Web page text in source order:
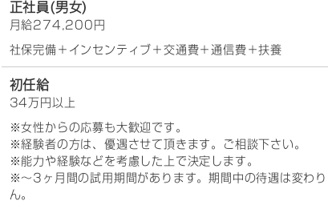
正社員(男女)
月給274,200円
社保完備＋インセンティブ＋交通費＋通信費＋扶養
初任給
34万円以上
※女性からの応募も大歓迎です。
※経験者の方は、優遇させて頂きます。ご相談下さい。
※能力や経験などを考慮した上で決定します。
※～3ヶ月間の試用期間があります。期間中の待遇は変わ
ん。